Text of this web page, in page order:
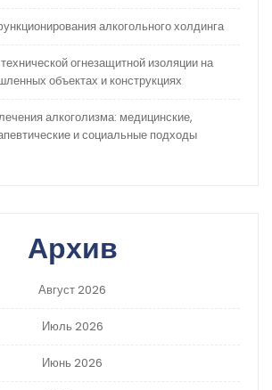
алкогольного холдинга
огнезащитной изоляции на
объектах и конструкциях
алкоголизма: медицинские,
и социальные подходы
Архив
Август 2026
Июль 2026
Июнь 2026